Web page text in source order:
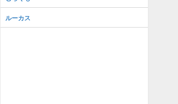
ルーカス